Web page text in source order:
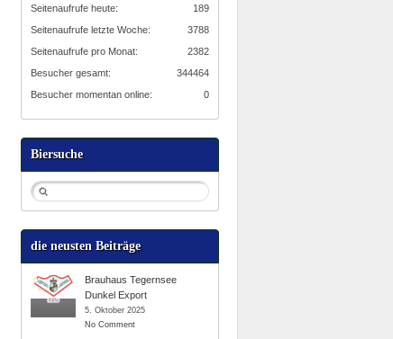
189
Seitenaufrufe heute:
3788
Seitenaufrufe letzte Woche:
2382
Seitenaufrufe pro Monat:
344464
Besucher gesamt:
0
Besucher momentan online:
Biersuche
die neusten Beiträge
Brauhaus Tegernsee
Dunkel Export
5. Oktober 2025
No Comment